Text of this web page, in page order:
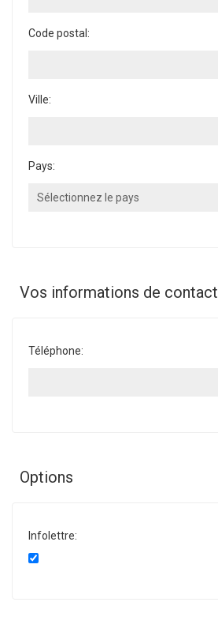
Code postal:
Ville:
Pays:
Vos informations de contact
Téléphone:
Options
Infolettre: